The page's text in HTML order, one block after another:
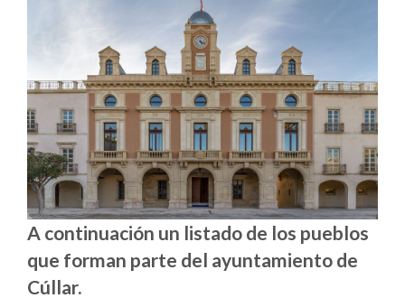
A continuación un listado de los pueblos
que forman parte del ayuntamiento de
Cúllar.